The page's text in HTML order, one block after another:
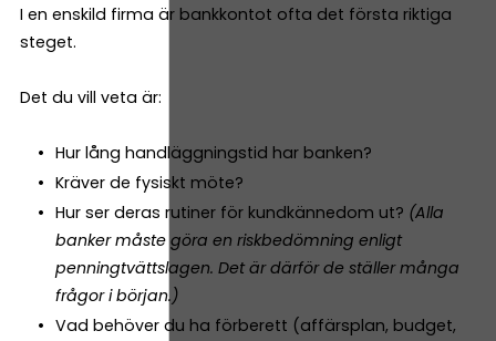
I en enskild firma är bankkontot ofta det första riktiga
steget.
Det du vill veta är:
Hur lång handläggningstid har banken?
Kräver de fysiskt möte?
Hur ser deras rutiner för kundkännedom ut? (Alla
banker måste göra en riskbedömning enligt
penningtvättslagen. Det är därför de ställer många
frågor i början.)
Vad behöver du ha förberett (affärsplan, budget,